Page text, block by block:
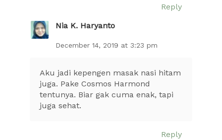
Reply
Nia K. Haryanto
December 14, 2019 at 3:23 pm
Aku jadi kepengen masak nasi hitam
juga. Pake Cosmos Harmond
tentunya. Biar gak cuma enak, tapi
juga sehat.
Reply